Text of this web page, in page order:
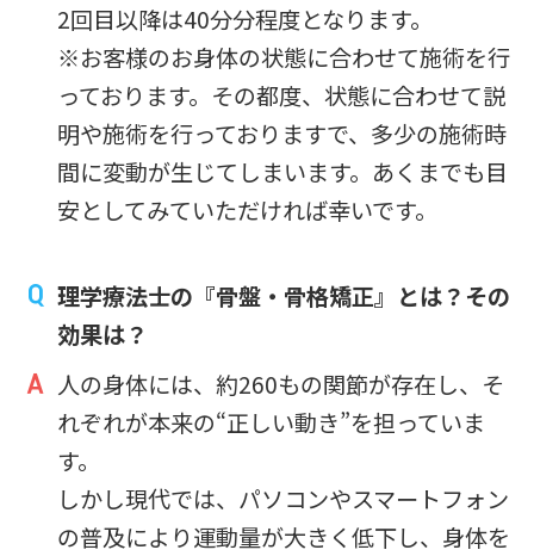
2回目以降は40分分程度となります。
※お客様のお身体の状態に合わせて施術を行
っております。その都度、状態に合わせて説
明や施術を行っておりますで、多少の施術時
間に変動が生じてしまいます。あくまでも目
安としてみていただければ幸いです。
理学療法士の『骨盤・骨格矯正』とは？その
効果は？
人の身体には、約260もの関節が存在し、そ
れぞれが本来の“正しい動き”を担っていま
す。
しかし現代では、パソコンやスマートフォン
の普及により運動量が大きく低下し、身体を